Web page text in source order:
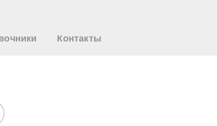
Контакты